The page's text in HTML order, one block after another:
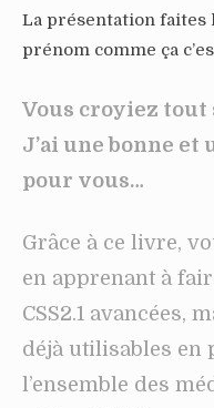
La présentation faites
prénom comme ça
Vous croyiez tout
J’ai une bonne
pour vous…
Grâce à ce livre,
en apprenant à
CSS2.1 avancées,
déjà utilisables en
l’ensemble des